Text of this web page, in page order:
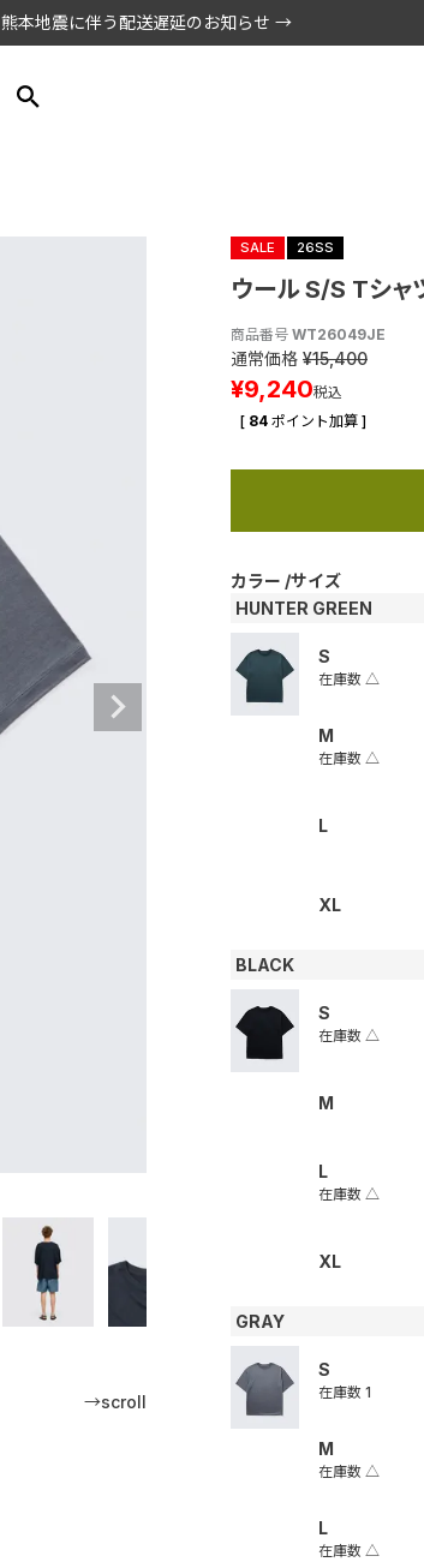
熊本地震に伴う配送遅延のお知らせ →
→scroll
SALE 26SS
ウール S/S Tシ
商品番号 WT26049JE
通常価格 ¥15,400
¥9,240税込
[ 84 ポイント加算 ]
カラー サイズ
HUNTER GREEN
S
在庫数 △
M
在庫数 △
L
XL
BLACK
S
在庫数 △
M
L
在庫数 △
XL
GRAY
S
在庫数 1
M
在庫数 △
L
在庫数 △